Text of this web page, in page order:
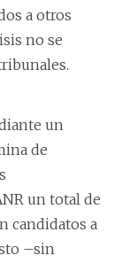
a otros
no se
un
de
un total de
candidatos a
–sin